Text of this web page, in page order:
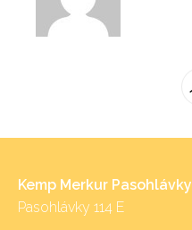
Kemp Merkur Pasohlávky
Pasohlávky 114 E